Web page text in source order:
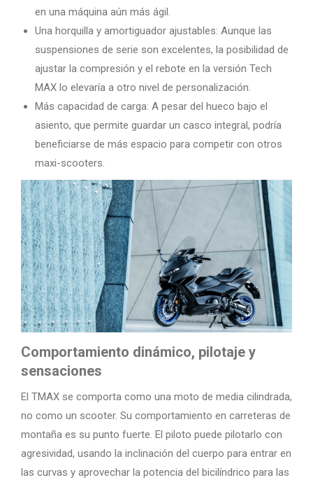
en una máquina aún más ágil.
Una horquilla y amortiguador ajustables: Aunque las
suspensiones de serie son excelentes, la posibilidad de
ajustar la compresión y el rebote en la versión Tech
MAX lo elevaría a otro nivel de personalización.
Más capacidad de carga: A pesar del hueco bajo el
asiento, que permite guardar un casco integral, podría
beneficiarse de más espacio para competir con otros
maxi-scooters.
Comportamiento dinámico, pilotaje y
sensaciones
El TMAX se comporta como una moto de media cilindrada,
no como un scooter. Su comportamiento en carreteras de
montaña es su punto fuerte. El piloto puede pilotarlo con
agresividad, usando la inclinación del cuerpo para entrar en
las curvas y aprovechar la potencia del bicilíndrico para las